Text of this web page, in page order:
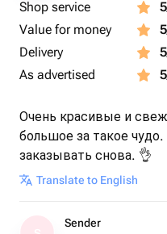
Shop service 5
Value for money
5
Delivery
5
As advertised
5
Очень красивые и
большое за такое
заказывать снова. 👌
Translate to English
Sender